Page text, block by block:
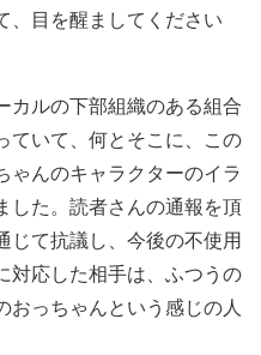
、目を醒ましてください
ルの下部組織のある組合
ていて、何とそこに、この
ゃんのキャラクターのイラ
した。読者さんの通報を頂
じて抗議し、今後の不使用
対応した相手は、ふつうの
おっちゃんという感じの人